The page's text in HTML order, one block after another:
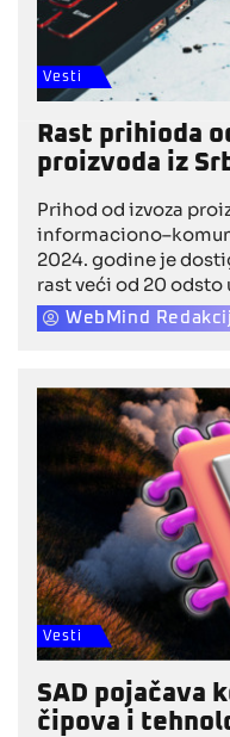
Vesti
Rast prihioda
proizvoda iz
Prihod od izvoza
2024. godine je
rast veći od 20 odsto
godine,kada je
3,44 milijarde evra,
WebMind
Vesti
SAD pojačava
čipova i